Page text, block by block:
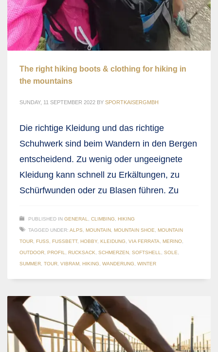
The right hiking boots & clothing for hiking in
the mountains
SUNDAY, 11 SEPTEMBER 2022 BY SPORTKAISERGMBH
Die richtige Kleidung und das richtige
Schuhwerk sind beim Wandern in den Bergen
entscheidend. Zu wenig oder ungeeignete
Kleidung kann schnell zu Erkältungen, zu
Schürfwunden oder zu Blasen führen. Zu
PUBLISHED IN GENERAL CLIMBING HIKING
TAGGED UNDER: ALPS MOUNTAIN MOUNTAIN SHOE MOUNTAIN
TOUR FUSS FUSSBETT , HOBBY, KLEIDUNG VIA FERRATA MERINO
OUTDOOR PROFIL RUCKSACK SCHMERZEN SOFTSHELL SOLE
SUMMER TOUR VIBRAM HIKING WANDERUNG WINTER